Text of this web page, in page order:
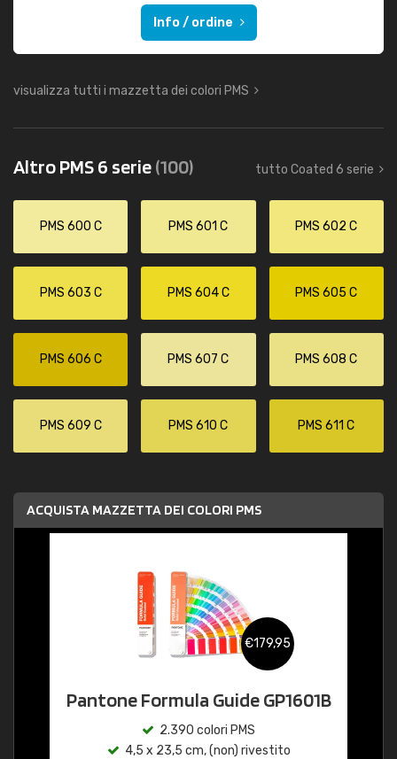
Info / ordine
visualizza tutti i mazzetta dei colori PMS
Altro PMS 6 serie(100) tutto Coated 6 serie
PMS 600 C PMS 601 C PMS 602 C
PMS 603 C PMS 604 C PMS 605 C
PMS 606 C PMS 607 C PMS 608 C
PMS 609 C PMS 610 C PMS 611 C
ACQUISTA MAZZETTA DEI COLORI PMS
€179,95
Pantone Formula Guide GP1601B
2.390 colori PMS
4,5 x 23,5 cm, (non) rivestito